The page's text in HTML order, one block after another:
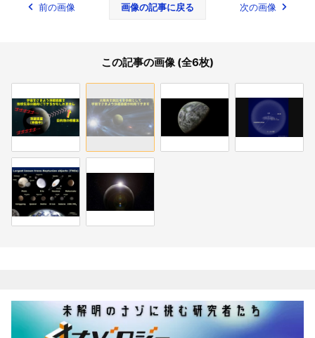
前の画像 画像の記事に戻る 次の画像
この記事の画像 (全6枚)